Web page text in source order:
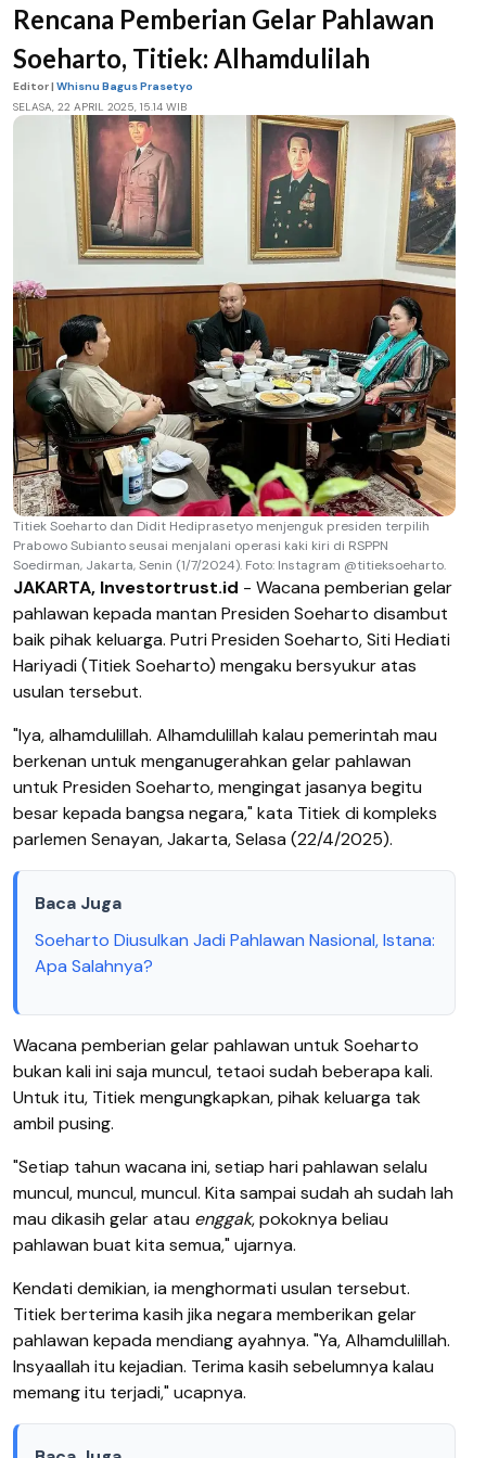
Rencana Pemberian Gelar Pahlawan
Soeharto, Titiek: Alhamdulilah
Editor | Whisnu Bagus Prasetyo
SELASA, 22 APRIL 2025, 15.14 WIB
Titiek Soeharto dan Didit Hediprasetyo menjenguk presiden terpilih
Prabowo Subianto seusai menjalani operasi kaki kiri di RSPPN
Soedirman, Jakarta, Senin (1/7/2024). Foto: Instagram @titieksoeharto.
JAKARTA, Investortrust.id - Wacana pemberian gelar
pahlawan kepada mantan Presiden Soeharto disambut
baik pihak keluarga. Putri Presiden Soeharto, Siti Hediati
Hariyadi (Titiek Soeharto) mengaku bersyukur atas
usulan tersebut.
"Iya, alhamdulillah. Alhamdulillah kalau pemerintah mau
berkenan untuk menganugerahkan gelar pahlawan
untuk Presiden Soeharto, mengingat jasanya begitu
besar kepada bangsa negara," kata Titiek di kompleks
parlemen Senayan, Jakarta, Selasa (22/4/2025).
Baca Juga
Soeharto Diusulkan Jadi Pahlawan Nasional, Istana:
Apa Salahnya?
Wacana pemberian gelar pahlawan untuk Soeharto
bukan kali ini saja muncul, tetaoi sudah beberapa kali.
Untuk itu, Titiek mengungkapkan, pihak keluarga tak
ambil pusing.
"Setiap tahun wacana ini, setiap hari pahlawan selalu
muncul, muncul, muncul. Kita sampai sudah ah sudah lah
mau dikasih gelar atau enggak, pokoknya beliau
pahlawan buat kita semua," ujarnya.
Kendati demikian, ia menghormati usulan tersebut.
Titiek berterima kasih jika negara memberikan gelar
pahlawan kepada mendiang ayahnya. "Ya, Alhamdulillah.
Insyaallah itu kejadian. Terima kasih sebelumnya kalau
memang itu terjadi," ucapnya.